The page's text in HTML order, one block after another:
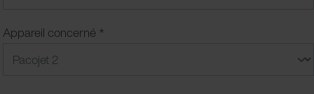
Appareil concerné *